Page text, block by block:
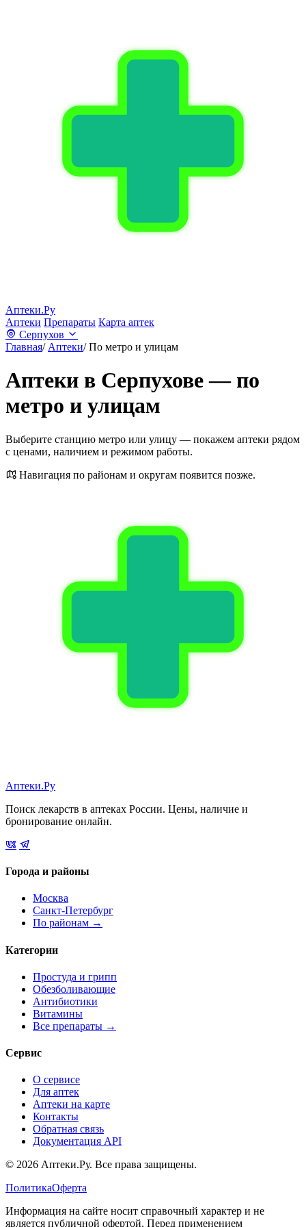
Аптеки.Ру
Аптеки Препараты Карта аптек
Серпухов
Главная/ Аптеки/ По метро и улицам
Аптеки в Серпухове — по
метро и улицам
Выберите станцию метро или улицу — покажем аптеки рядом
с ценами, наличием и режимом работы.
Навигация по районам и округам появится позже.
Аптеки.Ру
Поиск лекарств в аптеках России. Цены, наличие и
бронирование онлайн.
Города и районы
Москва
Санкт-Петербург
По районам →
Категории
Простуда и грипп
Обезболивающие
Антибиотики
Витамины
Все препараты →
Сервис
О сервисе
Для аптек
Аптеки на карте
Контакты
Обратная связь
Документация API
© 2026 Аптеки.Ру. Все права защищены.
ПолитикаОферта
Информация на сайте носит справочный характер и не
является публичной офертой. Перед применением